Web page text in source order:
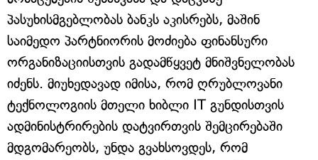
პასუხისმგებლობას ბანკს აკისრებს, მაშინ
საიმედო პარტნიორის მოძიება ფინანსური
ორგანიზაციისთვის გადამწყვეტ მნიშვნელობას
იძენს. მიუხედავად იმისა, რომ ღრუბლოვანი
ტექნოლოგიის მთელი ხიბლი IT გუნდისთვის
ადმინისტრირების დატვირთვის შემცირებაში
მდგომარეობს, უნდა გვახსოვდეს, რომ